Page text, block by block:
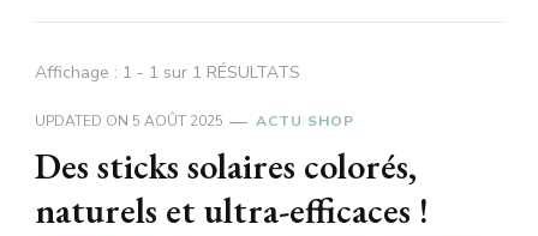
Affichage : 1 - 1 sur 1 RÉSULTATS
UPDATED ON 5 AOÛT 2025 ACTU SHOP
Des sticks solaires colorés,
naturels et ultra-efficaces !